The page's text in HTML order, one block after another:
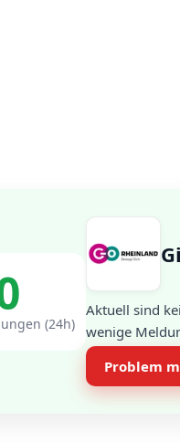
(24h)
Aktuell sind
wenige
Problem